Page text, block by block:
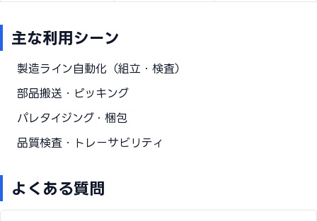
主な利用シーン
製造ライン自動化（組立・検査）
部品搬送・ピッキング
パレタイジング・梱包
品質検査・トレーサビリティ
よくある質問